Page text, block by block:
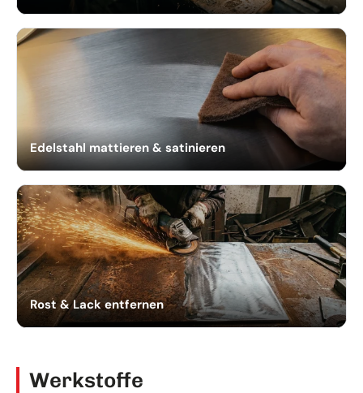
Edelstahl mattieren & satinieren
Rost & Lack entfernen
Werkstoffe